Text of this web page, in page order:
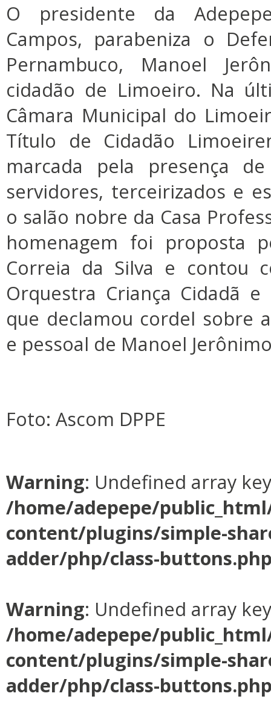
O presidente da
Campos, parabeniza o
Pernambuco, Manoel
cidadão de Limoeiro. Na
Câmara Municipal do
Título de Cidadão
marcada pela presença
servidores, terceirizados e
o salão nobre da Casa
homenagem foi proposta
Correia da Silva e contou
Orquestra Criança Cidadã
que declamou cordel sobre
e pessoal de Manoel
Foto: Ascom DPPE
Warning: Undefined array
/home/adepepe/
content/plugins/simple-
adder/php/class-
Warning: Undefined array
/home/adepepe/
content/plugins/simple-
adder/php/class-